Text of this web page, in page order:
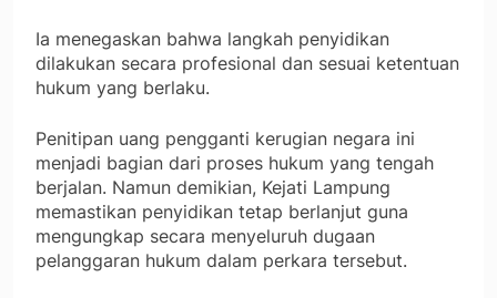
Ia menegaskan bahwa langkah penyidikan
dilakukan secara profesional dan sesuai ketentuan
hukum yang berlaku.
Penitipan uang pengganti kerugian negara ini
menjadi bagian dari proses hukum yang tengah
berjalan. Namun demikian, Kejati Lampung
memastikan penyidikan tetap berlanjut guna
mengungkap secara menyeluruh dugaan
pelanggaran hukum dalam perkara tersebut.